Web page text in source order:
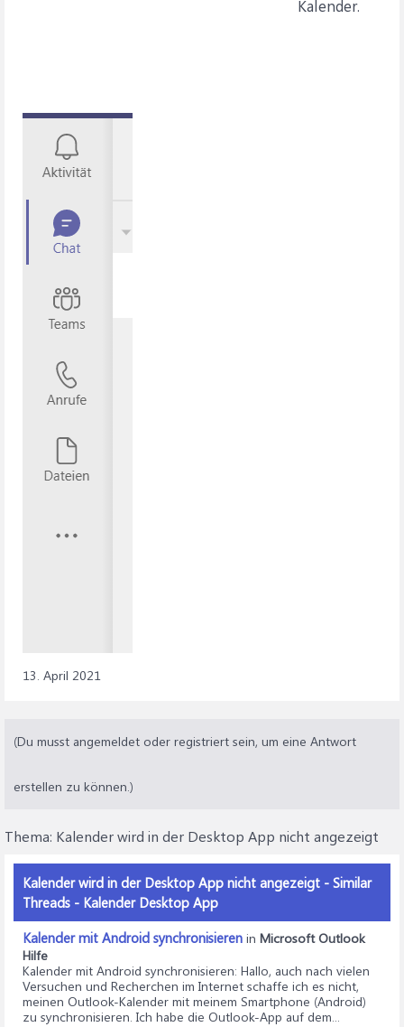
Kalender.
13. April 2021
(Du musst angemeldet oder registriert sein, um eine Antwort
erstellen zu können.)
Thema: Kalender wird in der Desktop App nicht angezeigt
Kalender wird in der Desktop App nicht angezeigt - Similar
Threads - Kalender Desktop App
Kalender mit Android synchronisieren in Microsoft Outlook
Hilfe
Kalender mit Android synchronisieren: Hallo, auch nach vielen
Versuchen und Recherchen im Internet schaffe ich es nicht,
meinen Outlook-Kalender mit meinem Smartphone (Android)
zu synchronisieren. Ich habe die Outlook-App auf dem...